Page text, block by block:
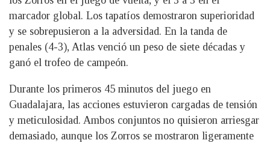
marcador global. Los tapatíos demostraron superioridad
y se sobrepusieron a la adversidad. En la tanda de
penales (4-3), Atlas venció un peso de siete décadas y
ganó el trofeo de campeón.
Durante los primeros 45 minutos del juego en
Guadalajara, las acciones estuvieron cargadas de tensión
y meticulosidad. Ambos conjuntos no quisieron arriesgar
demasiado, aunque los Zorros se mostraron ligeramente